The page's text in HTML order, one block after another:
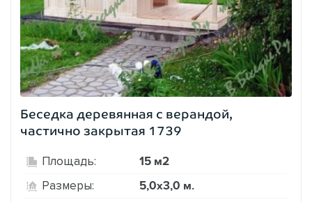
Беседка деревянная с верандой,
частично закрытая 1739
Площадь: 15 м2
Размеры: 5,0х3,0 м.